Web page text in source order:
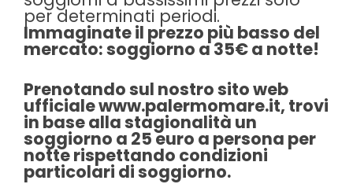
per determinati periodi.
Immaginate il prezzo più basso del
mercato: soggiorno a 35€ a notte!
Prenotando sul nostro sito web
ufficialewww.palermomare.it, trovi
in base alla stagionalità un
soggiorno a 25 euro a persona per
notte rispettando condizioni
particolari di soggiorno.